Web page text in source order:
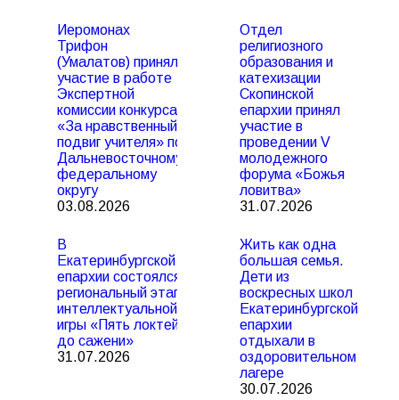
Иеромонах
Трифон
(Умалатов) принял
участие в работе
Экспертной
комиссии конкурса
«За нравственный
подвиг учителя» по
Дальневосточному
федеральному
округу
03.08.2026
Отдел
религиозного
образования и
катехизации
Скопинской
епархии принял
участие в
проведении V
молодежного
форума «Божья
ловитва»
31.07.2026
В
Екатеринбургской
епархии состоялся
региональный этап
интеллектуальной
игры «Пять локтей
до сажени»
31.07.2026
Жить как одна
большая семья.
Дети из
воскресных школ
Екатеринбургской
епархии
отдыхали в
оздоровительном
лагере
30.07.2026